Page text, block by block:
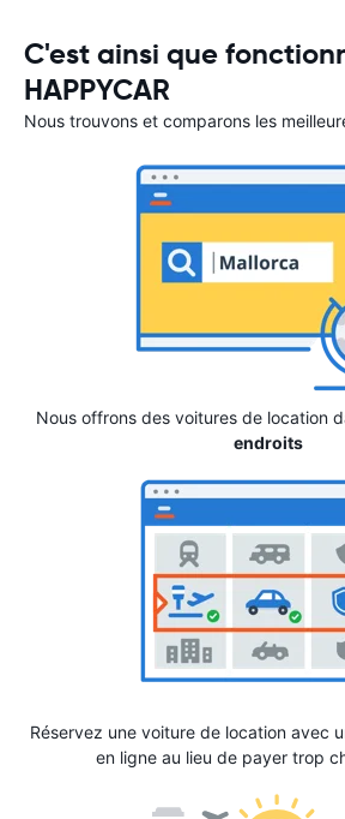
C'est ainsi que
HAPPYCAR
Nous trouvons et comparons les
Nous offrons des voitures de location
endroits
Réservez une voiture de location avec
en ligne au lieu de payer trop